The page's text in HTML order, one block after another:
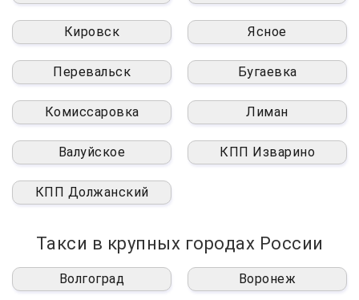
Кировск Ясное
Перевальск Бугаевка
Комиссаровка Лиман
Валуйское КПП Изварино
КПП Должанский
Такси в крупных городах России
Волгоград Воронеж